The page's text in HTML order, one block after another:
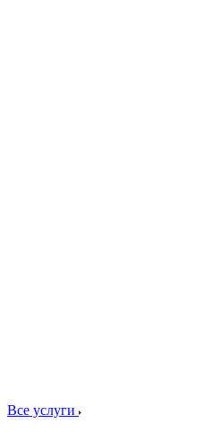
Все услуги